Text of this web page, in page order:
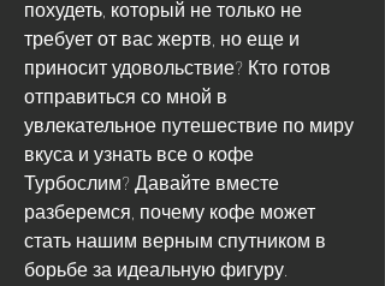
похудеть, который не только не
требует от вас жертв, но еще и
приносит удовольствие? Кто готов
отправиться со мной в
увлекательное путешествие по миру
вкуса и узнать все о кофе
Турбослим? Давайте вместе
разберемся, почему кофе может
стать нашим верным спутником в
борьбе за идеальную фигуру.